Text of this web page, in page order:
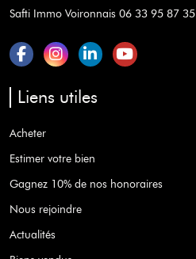
Safti Immo Voironnais 06 33 95 87 35
Liens utiles
Acheter
Estimer votre bien
Gagnez 10% de nos honoraires
Nous rejoindre
Actualités